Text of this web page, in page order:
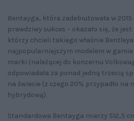
Bentayga, która zadebiutowała w
prawdziwy sukces – okazało się, że
którzy chcieli takiego właśnie Bentleya
najpopularniejszym modelem w
marki (należącej do koncernu
odpowiadała za ponad jedną trzecią
na świecie (z czego 20% przypadło na
hybrydową).
Standardowa Bentayga mierzy 512,5